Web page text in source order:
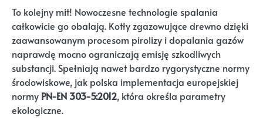
To kolejny mit! Nowoczesne technologie spalania
całkowicie go obalają. Kotły zgazowujące drewno dzięki
zaawansowanym procesom pirolizy i dopalania gazów
naprawdę mocno ograniczają emisję szkodliwych
substancji. Spełniają nawet bardzo rygorystyczne normy
środowiskowe, jak polska implementacja europejskiej
normy PN-EN 303-5:2012, która określa parametry
ekologiczne.